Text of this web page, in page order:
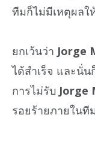
ทีมก็ไม่มีเหตุผลใ
ยกเว้นว่า Jorge
ได้สำเร็จ และนั่
การไม่รับ Jorge
รอยร้ายภายใน